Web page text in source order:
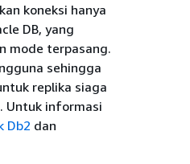
koneksi hanya
DB, yang
mode terpasang.
sehingga
replika siaga
Untuk informasi
Db2 dan